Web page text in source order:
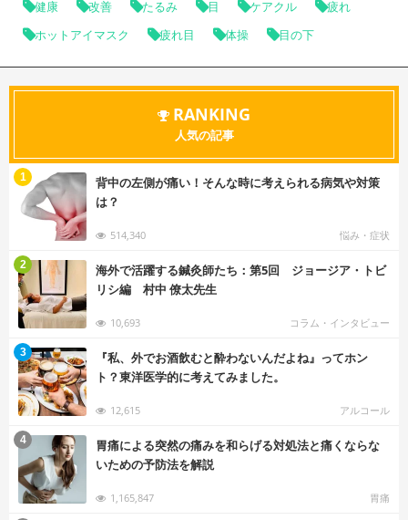
健康 改善 たるみ 目 ケアクル 疲れ
ホットアイマスク 疲れ目 体操 目の下
RANKING
人気の記事
背中の左側が痛い！そんな時に考えられる病気や対策
は？
514,340 悩み・症状
1
海外で活躍する鍼灸師たち：第5回 ジョージア・トビ
リシ編 村中 僚太先生
10,693 コラム・インタビュー
2
『私、外でお酒飲むと酔わないんだよね』ってホン
ト？東洋医学的に考えてみました。
12,615 アルコール
3
胃痛による突然の痛みを和らげる対処法と痛くならな
いための予防法を解説
1,165,847 胃痛
4